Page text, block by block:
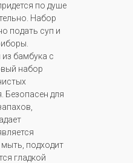
по душе
Набор
подать суп и
бамбука с
набор
Безопасен для
подходит
гладкой